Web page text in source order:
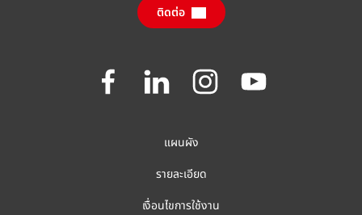
ติดต่อ
Join
Join
on
Join
on
Join
us
on
แผนผัง
รายละเอียด
เงื่อนไขการใช้งาน